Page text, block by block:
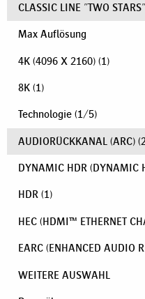
CLASSIC LINE "TWO STARS"
Max Auflösung
4K (4096 X 2160) (1)
8K (1)
Technologie (1/5)
AUDIORÜCKKANAL (ARC)
DYNAMIC HDR (DYNAMIC
HDR (1)
HEC (HDMI™ ETHERNET
EARC (ENHANCED AUDIO
WEITERE AUSWAHL